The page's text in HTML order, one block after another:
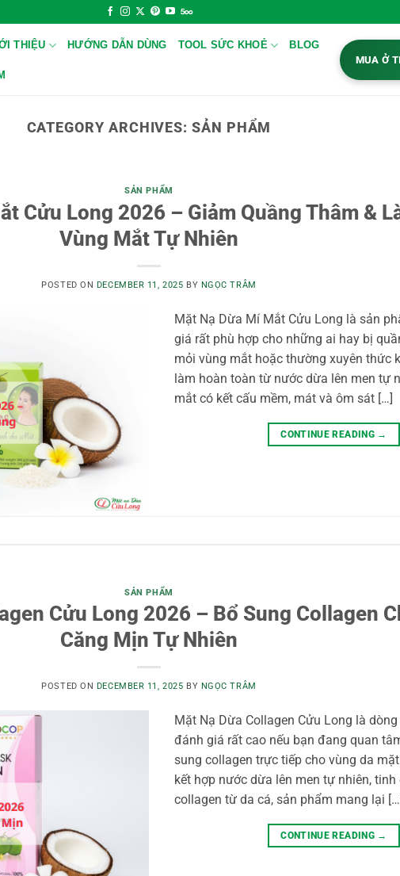
THIỆU HƯỚNG DẪN DÙNG TOOL SỨC KHOẺ BLOG
MUA Ở
CATEGORY ARCHIVES:SẢN PHẨM
SẢN PHẨM
Cửu Long 2026 – Giảm Quầng Thâm &
Vùng Mắt Tự Nhiên
POSTED ON DECEMBER 11, 2025 BY NGỌC TRÂM
Mặt Nạ Dừa Mí Mắt Cửu Long là sản
giá rất phù hợp cho những ai hay bị
mỏi vùng mắt hoặc thường xuyên thức
làm hoàn toàn từ nước dừa lên men tự
mắt có kết cấu mềm, mát và ôm sát […]
CONTINUE READING →
SẢN PHẨM
Cửu Long 2026 – Bổ Sung Collagen
Căng Mịn Tự Nhiên
POSTED ON DECEMBER 11, 2025 BY NGỌC TRÂM
Mặt Nạ Dừa Collagen Cửu Long là
đánh giá rất cao nếu bạn đang quan
sung collagen trực tiếp cho vùng da
kết hợp nước dừa lên men tự nhiên, tinh
collagen từ da cá, sản phẩm mang lại […]
CONTINUE READING →